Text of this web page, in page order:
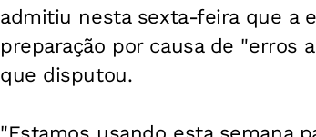
admitiu nesta sexta-feira que a
preparação por causa de "erros
que disputou.